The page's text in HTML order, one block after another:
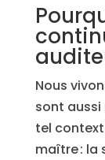
Nous
sont aussi
tel
maître : la